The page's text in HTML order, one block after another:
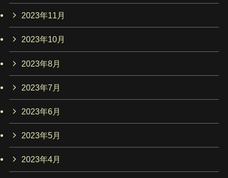
2023年11月
2023年10月
2023年8月
2023年7月
2023年6月
2023年5月
2023年4月